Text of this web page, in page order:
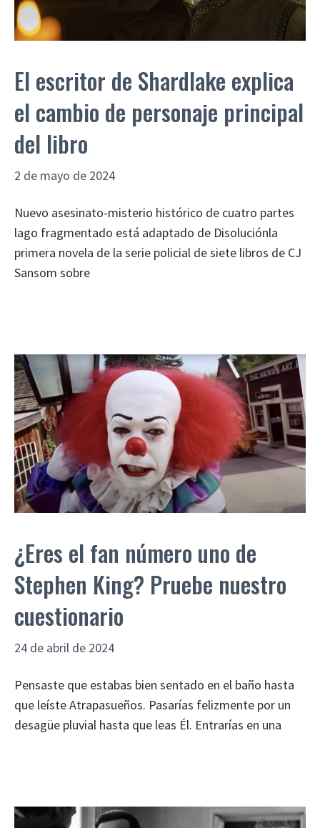
El escritor de Shardlake explica
el cambio de personaje principal
del libro
2 de mayo de 2024
Nuevo asesinato-misterio histórico de cuatro partes
lago fragmentado está adaptado de Disoluciónla
primera novela de la serie policial de siete libros de CJ
Sansom sobre
¿Eres el fan número uno de
Stephen King? Pruebe nuestro
cuestionario
24 de abril de 2024
Pensaste que estabas bien sentado en el baño hasta
que leíste Atrapasueños. Pasarías felizmente por un
desagüe pluvial hasta que leas Él. Entrarías en una